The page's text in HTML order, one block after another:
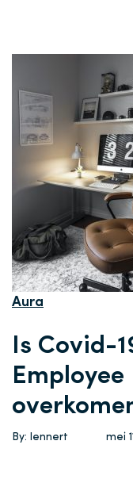
Aura
Is Covid-
Employee
By: lennert mei